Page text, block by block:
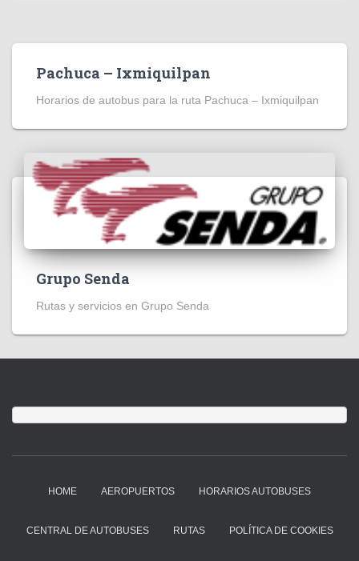
Pachuca – Ixmiquilpan
Horarios de autobus para la ruta Pachuca – Ixmiquilpan
Grupo Senda
Rutas y servicios en Grupo Senda
HOME AEROPUERTOS HORARIOS AUTOBUSES
CENTRAL DE AUTOBUSES RUTAS POLÍTICA DE COOKIES